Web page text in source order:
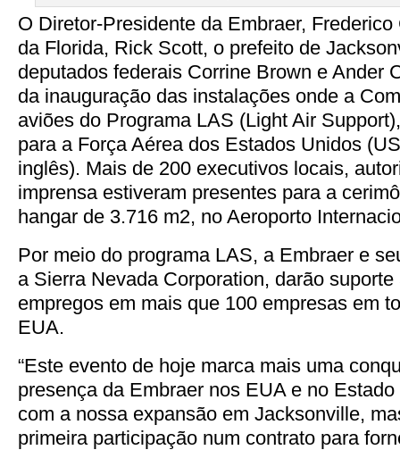
O Diretor-Presidente da Embraer,
da Florida, Rick Scott, o prefeito de
deputados federais Corrine Brown e Ander
da inauguração das instalações onde a
aviões do Programa LAS (Light Air
para a Força Aérea dos Estados Unidos
inglês). Mais de 200 executivos locais,
imprensa estiveram presentes para a
hangar de 3.716 m2, no Aeroporto
Por meio do programa LAS, a Embraer e
a Sierra Nevada Corporation, darão
empregos em mais que 100 empresas em
EUA.
“Este evento de hoje marca mais uma
presença da Embraer nos EUA e no
com a nossa expansão em Jacksonville,
primeira participação num contrato para